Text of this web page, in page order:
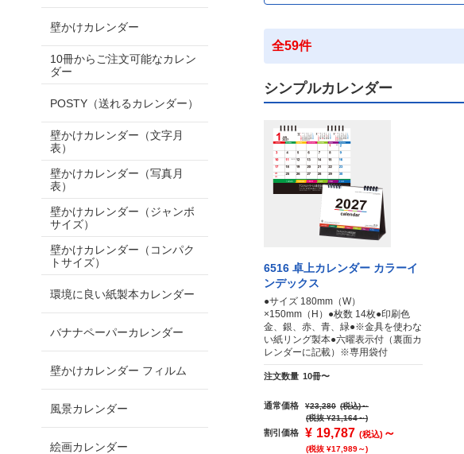
全59件
シンプルカレンダー
6516 卓上カレンダー カラーイ
ンデックス
●サイズ 180mm（W）
×150mm（H）●枚数 14枚●印刷色
金、銀、赤、青、緑●※金具を使わな
い紙リング製本●六曜表示付（裏面カ
レンダーに記載）※専用袋付
注文数量 10冊〜
通常価格 ¥23,280 (税込)～
(税抜 ¥21,164～)
割引価格 ¥ 19,787 (税込) ～
(税抜 ¥17,989～)
壁かけカレンダー
10冊からご注文可能なカレン
ダー
POSTY（送れるカレンダー）
壁かけカレンダー（文字月
表）
壁かけカレンダー（写真月
表）
壁かけカレンダー（ジャンボ
サイズ）
壁かけカレンダー（コンパク
トサイズ）
環境に良い紙製本カレンダー
バナナペーパーカレンダー
壁かけカレンダー フィルム
風景カレンダー
絵画カレンダー